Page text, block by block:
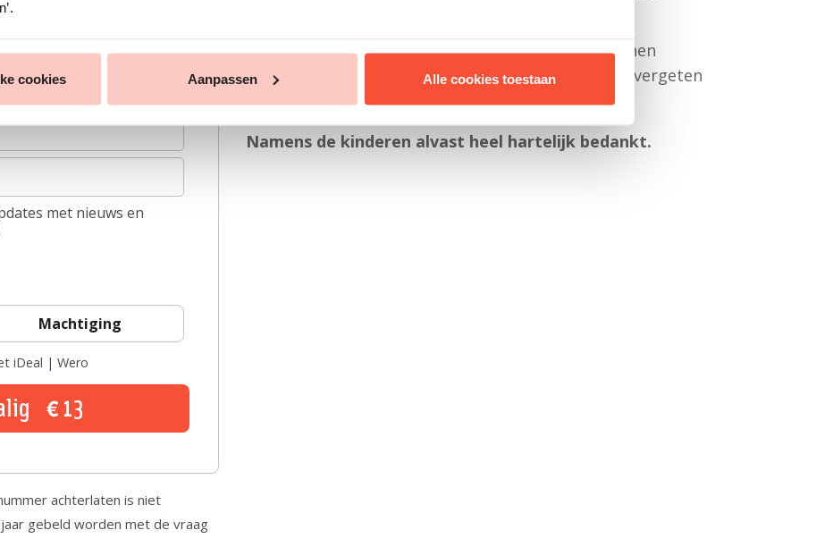
cookies Aanpassen Alle cookies toestaan
met nieuws en
Machtiging
iDeal | Wero
13
achterlaten is niet
gebeld worden met de vraag
Geef eenhele vakantiedag voor €51, zo kunnen
vluchtelingkinderen een dag lang hun zorgen vergeten
Namens de kinderen alvast heel hartelijk bedankt.